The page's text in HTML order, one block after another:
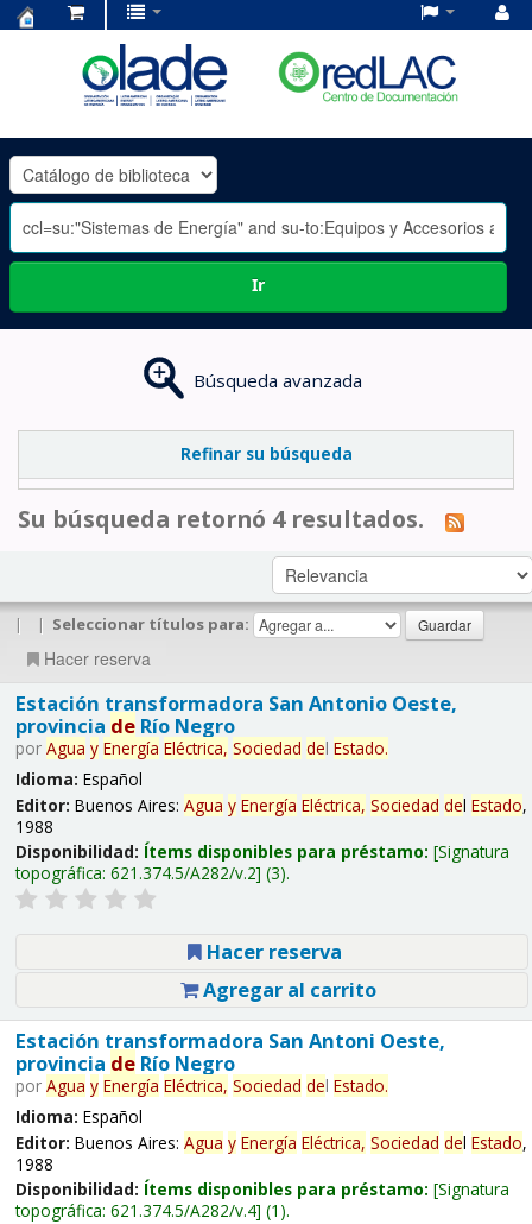
OLADE
-
Ir
Búsqueda avanzada
Refinar su búsqueda
Su búsqueda retornó 4 resultados.
| | Seleccionar títulos para:
Hacer reserva
Estación transformadora San Antonio Oeste,
provincia deRío Negro
por Agua y Energía Eléctrica, Sociedad del Estado.
Idioma: Español
Editor: Buenos Aires: Agua y Energía Eléctrica, Sociedad del Estado,
1988
Disponibilidad: Ítems disponibles para préstamo: Signatura
topográfica: 621.374.5/A282/v.2 (3).
Hacer reserva
Agregar al carrito
Estación transformadora San Antoni Oeste,
provincia deRío Negro
por Agua y Energía Eléctrica, Sociedad del Estado.
Idioma: Español
Editor: Buenos Aires: Agua y Energía Eléctrica, Sociedad del Estado,
1988
Disponibilidad: Ítems disponibles para préstamo: Signatura
topográfica: 621.374.5/A282/v.4 (1).